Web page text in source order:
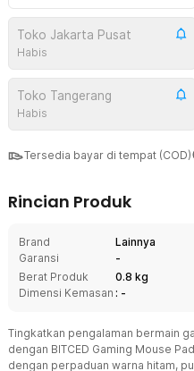
Toko Jakarta Pusat
Habis
Toko Tangerang
Habis
Tersedia bayar di tempat (COD)
Rincian Produk
Brand
Lainnya
Garansi
-
Berat Produk
0.8 kg
Dimensi Kemasan : -
Tingkatkan pengalaman bermain
dengan BITCED Gaming Mouse
dengan perpaduan warna hitam,